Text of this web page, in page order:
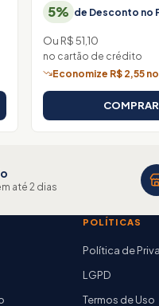
5% de Desconto no
Ou R$ 51,10
no cartão de crédito
Economize R$ 2,55
COMPRAR
até 2 dias
POLÍTICAS
Política de
LGPD
Termos de Uso